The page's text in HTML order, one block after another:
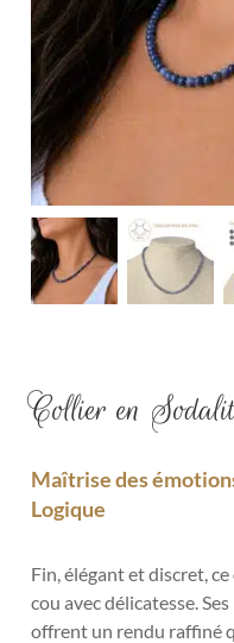
Collier en
Maîtrise des
Logique
Fin, élégant et discret, ce
cou avec délicatesse.
offrent un rendu raffiné